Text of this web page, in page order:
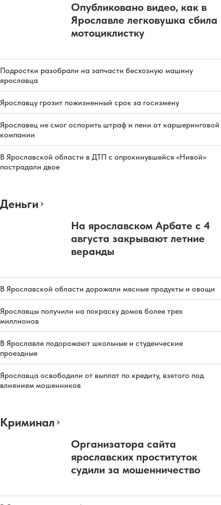
Опубликовано видео, как в
Ярославле легковушка сбила
мотоциклистку
Подростки разобрали на запчасти бесхозную машину
ярославца
Ярославцу грозит пожизненный срок за госизмену
Ярославец не смог оспорить штраф и пени от каршеринговой
компании
В Ярославской области в ДТП с опрокинувшейся «Нивой»
пострадали двое
Деньги
На ярославском Арбате с 4
августа закрывают летние
веранды
В Ярославской области дорожали мясные продукты и овощи
Ярославцы получили на покраску домов более трех
миллионов
В Ярославле подорожают школьные и студенческие
проездные
Ярославца освободили от выплат по кредиту, взятого под
влиянием мошенников
Криминал
Организатора сайта
ярославских проституток
судили за мошенничество